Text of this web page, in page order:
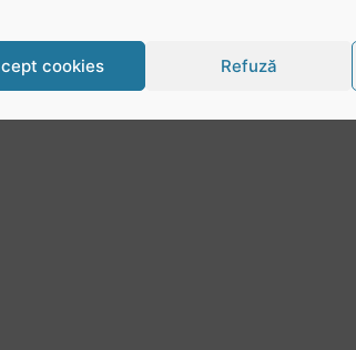
cookies Refuză